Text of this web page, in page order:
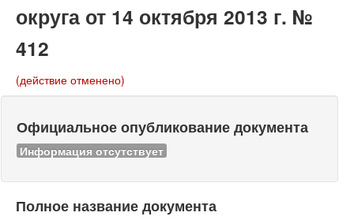
округа от 14 октября 2013 г. №
412
(действие отменено)
Официальное опубликование документа
Информация отсутствует
Полное название документа